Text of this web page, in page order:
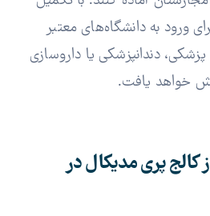
ورود به دانشگاه‌های معتبر
دندانپزشکی یا داروسازی
خواهد یافت.
کالج پری مدیکال در